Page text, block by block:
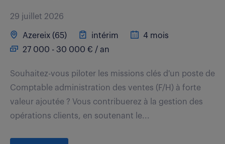
29 juillet 2026
Azereix (65) intérim
4 mois
27 000 - 30 000 € / an
Souhaitez-vous piloter les missions clés d'un poste de
Comptable administration des ventes (F/H) à forte
valeur ajoutée ? Vous contribuerez à la gestion des
opérations clients, en soutenant le...